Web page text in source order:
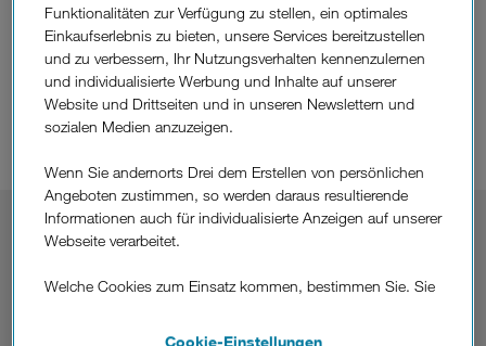
Wir sind in ganz Österreich zuhause – bestimmt auch ganz in
Ihrer Nähe. Dabei sind unsere regionalen Profis jederzeit für
Sie da: mit einmaligen Angeboten und bester Beratung zu all
Ihren Fragen und Wünschen betreffend Telefonie, Internet,
Unsere regionalen Profis
persönliches Telefonat mit einem unserer regionalen Profis oft
Funktionalitäten zur Verfügung zu stellen, ein optimales
Einkaufserlebnis zu bieten, unsere Services bereitzustellen
und zu verbessern, Ihr Nutzungsverhalten kennenzulernen
und individualisierte Werbung und Inhalte auf unserer
Website und Drittseiten und in unseren Newslettern und
sozialen Medien anzuzeigen.
Wenn Sie andernorts Drei dem Erstellen von persönlichen
Angeboten zustimmen, so werden daraus resultierende
Informationen auch für individualisierte Anzeigen auf unserer
Webseite verarbeitet.
Welche Cookies zum Einsatz kommen, bestimmen Sie. Sie
Cookie-Einstellungen